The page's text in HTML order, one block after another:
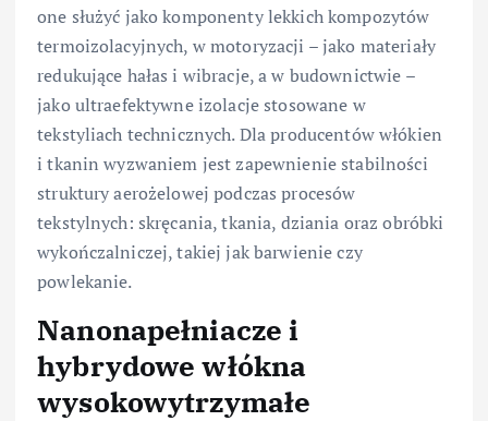
one służyć jako komponenty lekkich kompozytów
termoizolacyjnych, w motoryzacji – jako materiały
redukujące hałas i wibracje, a w budownictwie –
jako ultraefektywne izolacje stosowane w
tekstyliach technicznych. Dla producentów włókien
i tkanin wyzwaniem jest zapewnienie stabilności
struktury aerożelowej podczas procesów
tekstylnych: skręcania, tkania, dziania oraz obróbki
wykończalniczej, takiej jak barwienie czy
powlekanie.
Nanonapełniacze i
hybrydowe włókna
wysokowytrzymałe